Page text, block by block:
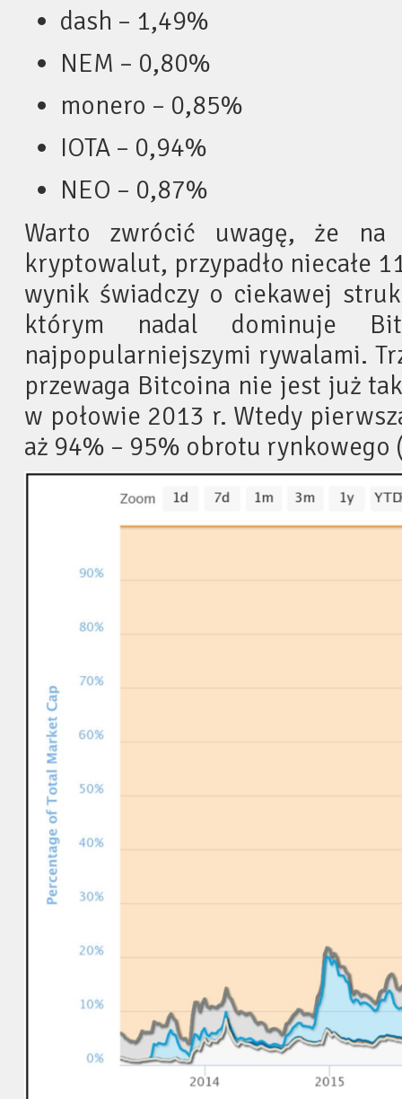
dash – 1,49%
NEM – 0,80%
monero – 0,85%
IOTA – 0,94%
NEO – 0,87%
Warto zwrócić uwagę, że na
kryptowalut, przypadło niecałe
wynik świadczy o ciekawej
którym nadal dominuje
najpopularniejszymi rywalami.
przewaga Bitcoina nie jest już
w połowie 2013 r. Wtedy
aż 94% – 95% obrotu rynkowego